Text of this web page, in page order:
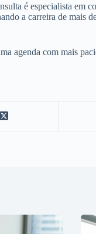
é especialista em
a carreira de
agenda com mais